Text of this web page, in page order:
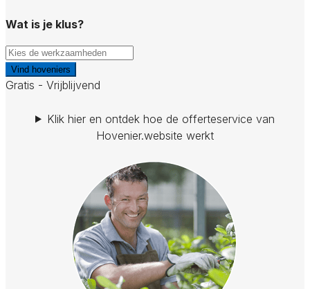
Wat is je klus?
Vind hoveniers
Gratis - Vrijblijvend
Klik hier en ontdek hoe de offerteservice van
Hovenier.website werkt